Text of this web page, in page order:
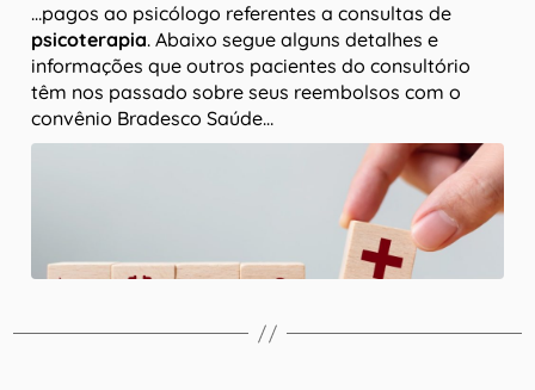
…pagos ao psicólogo referentes a consultas de
psicoterapia. Abaixo segue alguns detalhes e
informações que outros pacientes do consultório
têm nos passado sobre seus reembolsos com o
convênio Bradesco Saúde…